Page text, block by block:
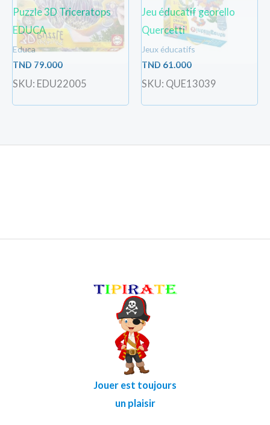
Puzzle 3D Triceratops
EDUCA
Educa
TND 79.000
SKU: EDU22005
Jeu éducatif georello
Quercetti
Jeux éducatifs
TND 61.000
SKU: QUE13039
Jouer est toujours
un plaisir